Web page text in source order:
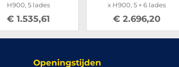
H900, 5 lades
€ 1.535,61
x H900, 5 + 6 lades
€ 2.696,20
Openingstijden